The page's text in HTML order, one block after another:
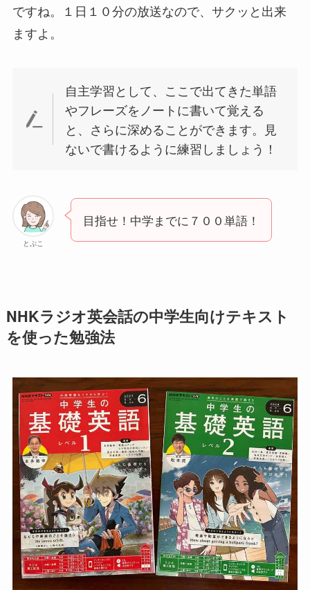
ですね。１日１０分の放送なので、サクッと出来
ますよ。
自主学習として、ここで出てきた単語
やフレーズをノートに書いて覚える
と、さらに深めることができます。見
ないで書けるように練習しましょう！
とぷこ
目指せ！中学までに７００単語！
NHKラジオ英会話の中学生向けテキスト
を使った勉強法